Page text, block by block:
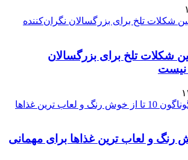
شکلات تلخ برای بزرگسالان
نیست